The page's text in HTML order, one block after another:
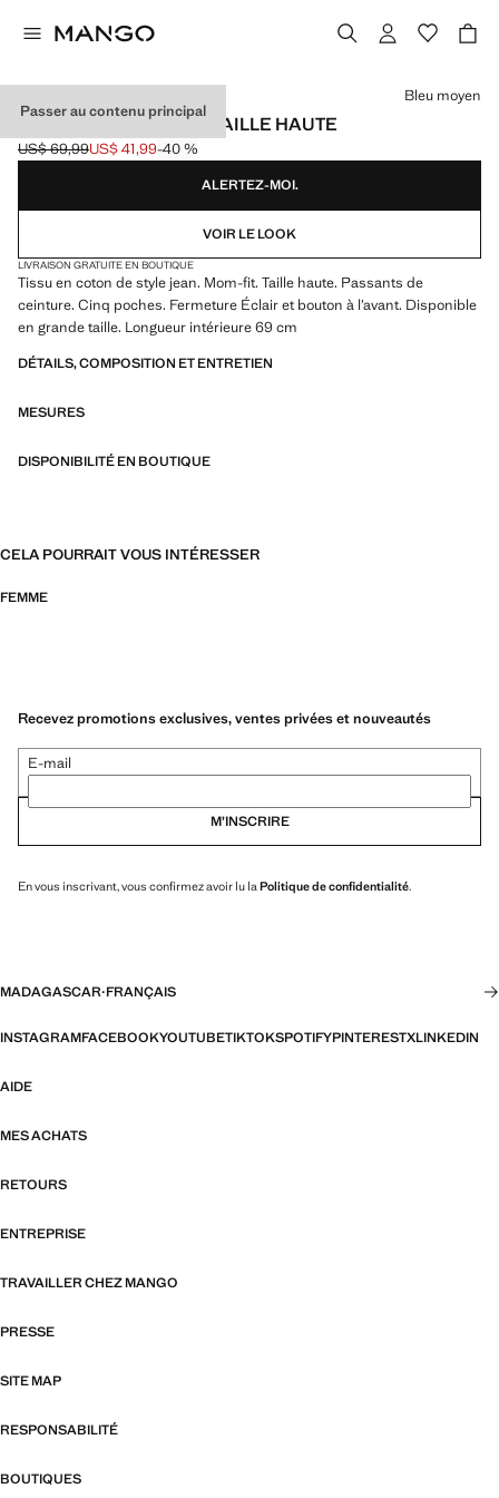
Passer au contenu principal
JEAN MOM2000 MOM TAILLE HAUTE
Prix initial barré [US$ 69,99 ]
US$ 69,99
Prix actuel [US$ 41,99 ]
US$ 41,99-40 %
Choisissez une couleur
Bleu moyen
ALERTEZ-MOI.
VOIR LE LOOK
LIVRAISON GRATUITE EN BOUTIQUE
Tissu en coton de style jean. Mom-fit. Taille haute. Passants de
ceinture. Cinq poches. Fermeture Éclair et bouton à l’avant. Disponible
en grande taille. Longueur intérieure 69 cm
DÉTAILS, COMPOSITION ET ENTRETIEN
MESURES
DISPONIBILITÉ EN BOUTIQUE
CELA POURRAIT VOUS INTÉRESSER
FEMME
Recevez promotions exclusives, ventes privées et nouveautés
E-mail
M’INSCRIRE
En vous inscrivant, vous confirmez avoir lu la Politique de confidentialité.
MADAGASCAR·FRANÇAIS
INSTAGRAMFACEBOOKYOUTUBETIKTOKSPOTIFYPINTERESTXLINKEDIN
AIDE
MES ACHATS
RETOURS
ENTREPRISE
TRAVAILLER CHEZ MANGO
PRESSE
SITE MAP
RESPONSABILITÉ
BOUTIQUES